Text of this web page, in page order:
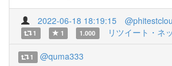
2022-06-18 18:19:15
1 1 1.000 リツイート・ネ
1 @quma333